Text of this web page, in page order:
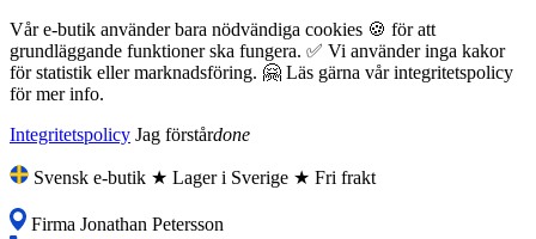
Vår e-butik använder bara nödvändiga cookies 🍪 för att
grundläggande funktioner ska fungera. ✅ Vi använder inga kakor
för statistik eller marknadsföring. 🤗 Läs gärna vår integritetspolicy
för mer info.
Integritetspolicy Jag förstårdone
Svensk e-butik ★ Lager i Sverige ★ Fri frakt
Firma Jonathan Petersson